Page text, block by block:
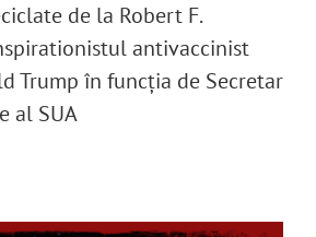
de la Robert F.
antivaccinist
Trump în funcția de Secretar
al SUA